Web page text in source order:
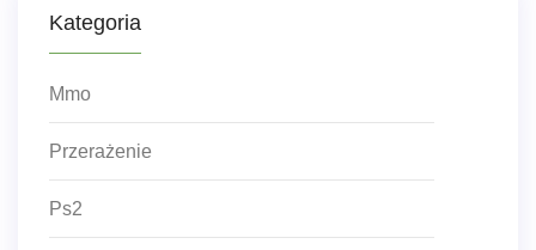
Kategoria
Mmo
Przerażenie
Ps2